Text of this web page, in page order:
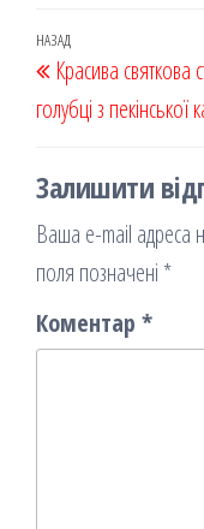
k on
Навігація
записів
Попередній
запис
НАЗАД
Красива святкова
голубці з пекінської
Залишити
Ваша e-mail адреса
поля позначені *
Коментар *